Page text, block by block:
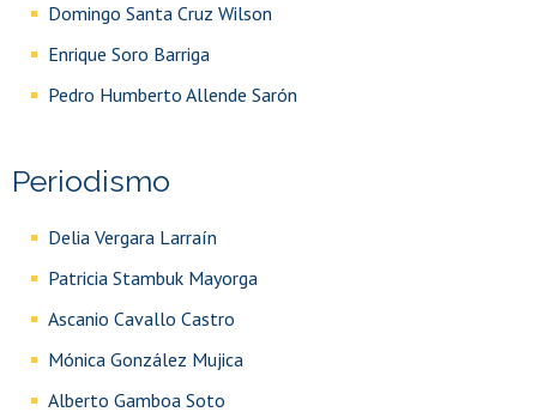
Domingo Santa Cruz Wilson
Enrique Soro Barriga
Pedro Humberto Allende Sarón
Periodismo
Delia Vergara Larraín
Patricia Stambuk Mayorga
Ascanio Cavallo Castro
Mónica González Mujica
Alberto Gamboa Soto